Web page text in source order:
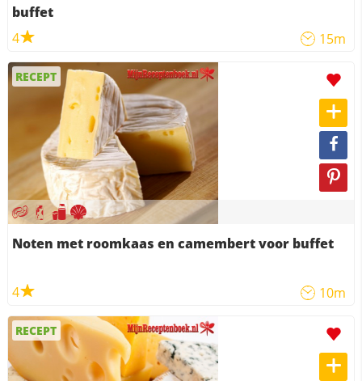
buffet
4
15m
RECEPT
Noten met roomkaas en camembert voor buffet
4 10m
RECEPT